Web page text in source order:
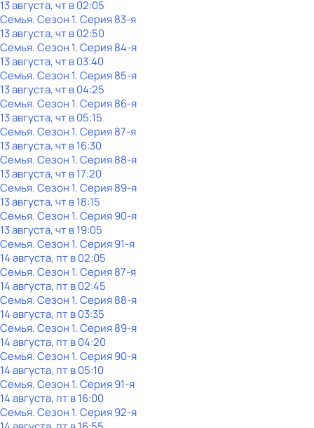
13 августа, чт в 02:05
Семья. Сезон 1. Серия 83-я
13 августа, чт в 02:50
Семья. Сезон 1. Серия 84-я
13 августа, чт в 03:40
Семья. Сезон 1. Серия 85-я
13 августа, чт в 04:25
Семья. Сезон 1. Серия 86-я
13 августа, чт в 05:15
Семья. Сезон 1. Серия 87-я
13 августа, чт в 16:30
Семья. Сезон 1. Серия 88-я
13 августа, чт в 17:20
Семья. Сезон 1. Серия 89-я
13 августа, чт в 18:15
Семья. Сезон 1. Серия 90-я
13 августа, чт в 19:05
Семья. Сезон 1. Серия 91-я
14 августа, пт в 02:05
Семья. Сезон 1. Серия 87-я
14 августа, пт в 02:45
Семья. Сезон 1. Серия 88-я
14 августа, пт в 03:35
Семья. Сезон 1. Серия 89-я
14 августа, пт в 04:20
Семья. Сезон 1. Серия 90-я
14 августа, пт в 05:10
Семья. Сезон 1. Серия 91-я
14 августа, пт в 16:00
Семья. Сезон 1. Серия 92-я